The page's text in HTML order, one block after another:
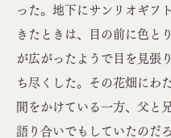
った。地下にサンリオギフ
きたときは、目の前に色と
が広がったようで目を見張
ち尽くした。その花畑にわ
間をかけている一方、父と
語り合いでもしていたのだ